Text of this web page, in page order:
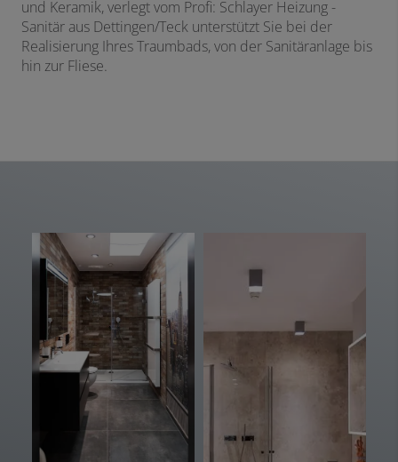
und Keramik, verlegt vom Profi: Schlayer Heizung -
Sanitär aus Dettingen/Teck unterstützt Sie bei der
Realisierung Ihres Traumbads, von der Sanitäranlage bis
hin zur Fliese.